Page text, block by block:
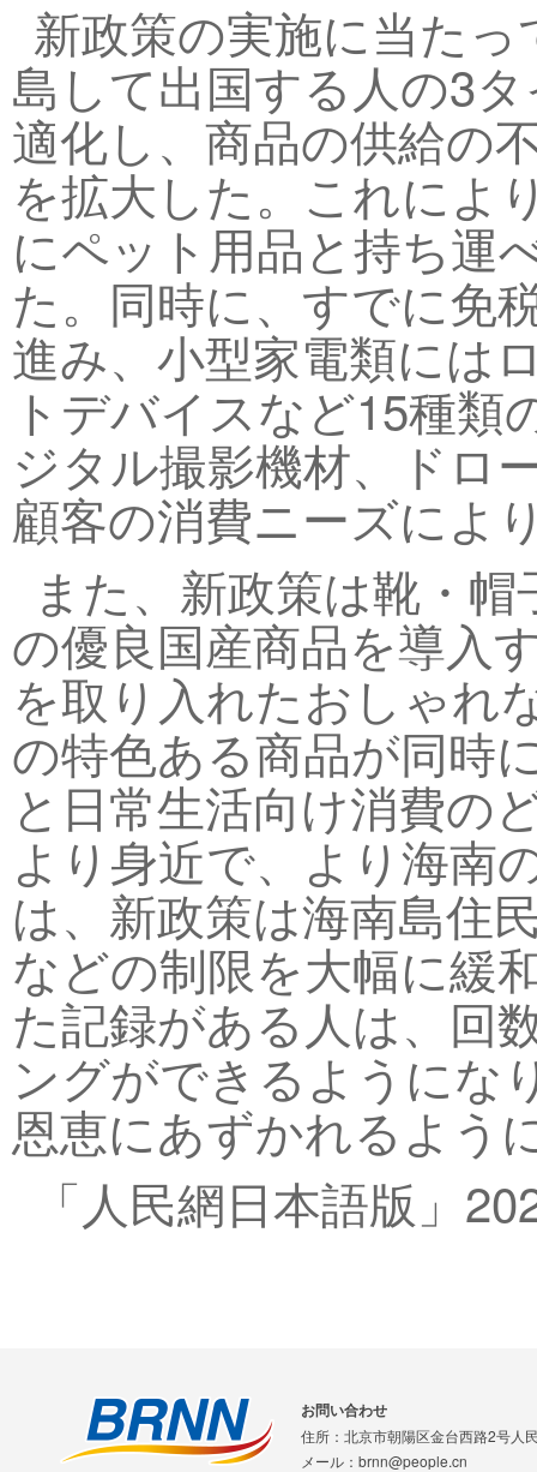
新政策の実施に当た
島して出国する人の3
適化し、商品の供給の
を拡大した。これによ
にペット用品と持ち運
た。同時に、すでに免
進み、小型家電類には
トデバイスなど15種
ジタル撮影機材、ドロ
顧客の消費ニーズによ
また、新政策は靴・
の優良国産商品を導入
を取り入れたおしゃれ
の特色ある商品が同時
と日常生活向け消費の
より身近で、より海南
は、新政策は海南島住
などの制限を大幅に緩
た記録がある人は、回
ングができるようにな
恩恵にあずかれるよう
「人民網日本語版」
お問い合わせ
住所：北京市朝陽区金台西路2号人
メール：brnn@people.cn